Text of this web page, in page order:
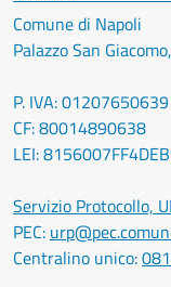
Comune di Napoli
Palazzo San
P. IVA: 01207650639
CF: 80014890638
LEI:
Servizio Protocollo,
PEC:
Centralino unico: